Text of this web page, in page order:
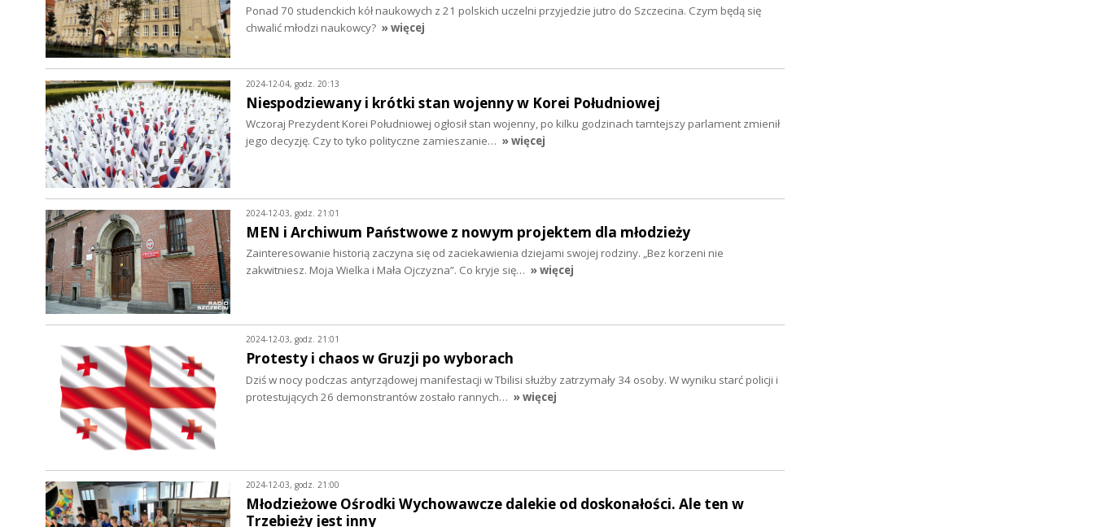
Ponad 70 studenckich kół naukowych z 21 polskich uczelni przyjedzie jutro do Szczecina. Czym będą się
chwalić młodzi naukowcy? » więcej
2024-12-04, godz. 20:13
Niespodziewany i krótki stan wojenny w Korei Południowej
Wczoraj Prezydent Korei Południowej ogłosił stan wojenny, po kilku godzinach tamtejszy parlament zmienił
jego decyzję. Czy to tyko polityczne zamieszanie… » więcej
2024-12-03, godz. 21:01
MEN i Archiwum Państwowe z nowym projektem dla młodzieży
Zainteresowanie historią zaczyna się od zaciekawienia dziejami swojej rodziny. „Bez korzeni nie
zakwitniesz. Moja Wielka i Mała Ojczyzna”. Co kryje się… » więcej
2024-12-03, godz. 21:01
Protesty i chaos w Gruzji po wyborach
Dziś w nocy podczas antyrządowej manifestacji w Tbilisi służby zatrzymały 34 osoby. W wyniku starć policji i
protestujących 26 demonstrantów zostało rannych… » więcej
2024-12-03, godz. 21:00
Młodzieżowe Ośrodki Wychowawcze dalekie od doskonałości. Ale ten w
Trzebieży jest inny